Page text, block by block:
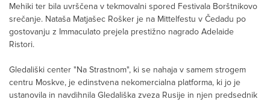
Mehiki ter bila uvrščena v tekmovalni spored Festivala Borštnikovo
srečanje. Nataša Matjašec Rošker je na Mittelfestu v Čedadu po
gostovanju z Immaculato prejela prestižno nagrado Adelaide
Ristori.
Gledališki center "Na Strastnom", ki se nahaja v samem strogem
centru Moskve, je edinstvena nekomercialna platforma, ki jo je
ustanovila in navdihnila Gledališka zveza Rusije in njen predsednik